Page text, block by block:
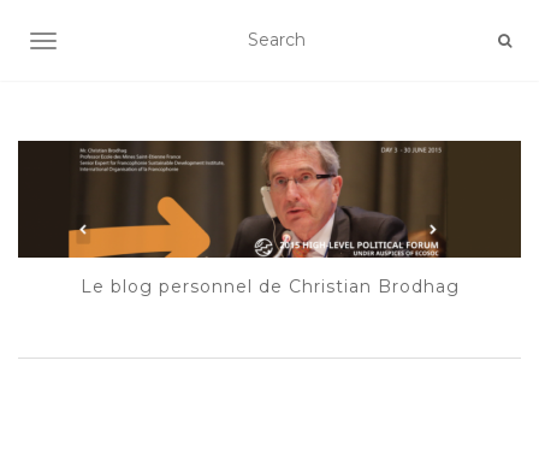
AFFICHER/MASQUER LA NAVIGATION
Le blog personnel de Christian Brodhag